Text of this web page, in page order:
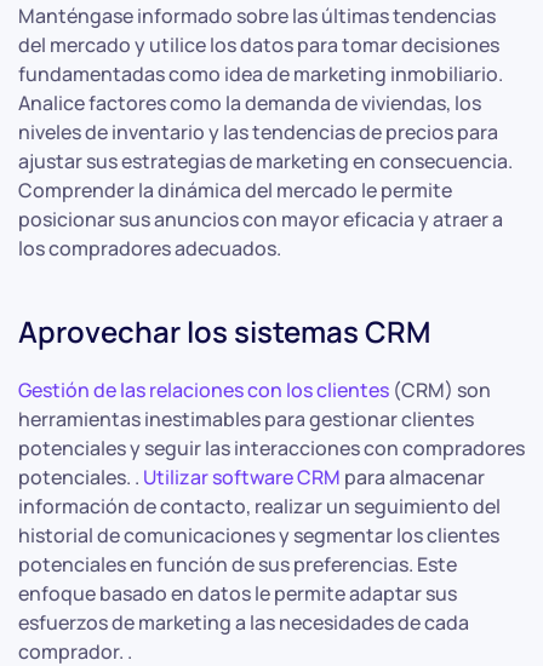
Manténgase informado sobre las últimas tendencias
del mercado y utilice los datos para tomar decisiones
fundamentadas como idea de marketing inmobiliario.
Analice factores como la demanda de viviendas, los
niveles de inventario y las tendencias de precios para
ajustar sus estrategias de marketing en consecuencia.
Comprender la dinámica del mercado le permite
posicionar sus anuncios con mayor eficacia y atraer a
los compradores adecuados.
Aprovechar los sistemas CRM
Gestión de las relaciones con los clientes (CRM) son
herramientas inestimables para gestionar clientes
potenciales y seguir las interacciones con compradores
potenciales. . Utilizar software CRM para almacenar
información de contacto, realizar un seguimiento del
historial de comunicaciones y segmentar los clientes
potenciales en función de sus preferencias. Este
enfoque basado en datos le permite adaptar sus
esfuerzos de marketing a las necesidades de cada
comprador. .